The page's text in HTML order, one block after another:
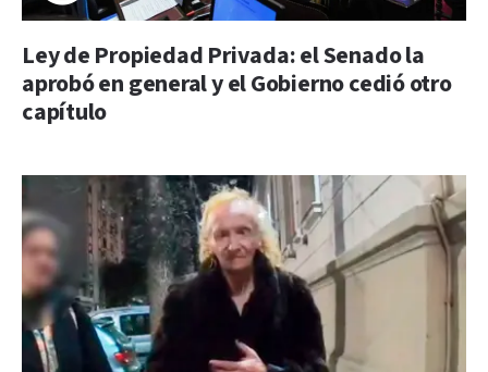
Ley de Propiedad Privada: el Senado la
aprobó en general y el Gobierno cedió otro
capítulo